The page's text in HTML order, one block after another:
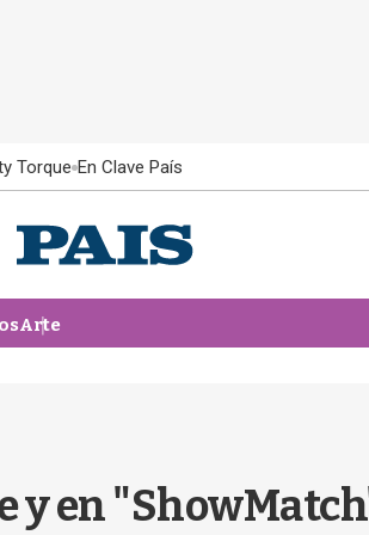
Torque En Clave País
Arte
en